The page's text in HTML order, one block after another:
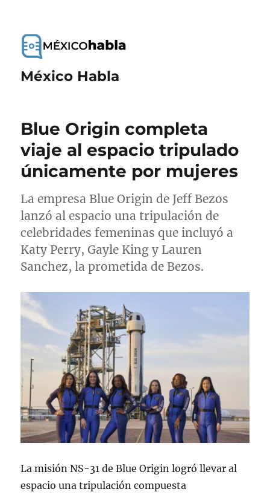
México Habla
Blue Origin completa
viaje al espacio tripulado
únicamente por mujeres
La empresa Blue Origin de Jeff Bezos
lanzó al espacio una tripulación de
celebridades femeninas que incluyó a
Katy Perry, Gayle King y Lauren
Sanchez, la prometida de Bezos.
La misión NS-31 de Blue Origin logró llevar al
espacio una tripulación compuesta